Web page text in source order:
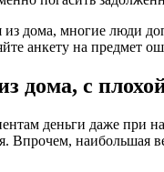
дома, многие люди
анкету на предмет
дома, с
деньги даже при
наибольшая